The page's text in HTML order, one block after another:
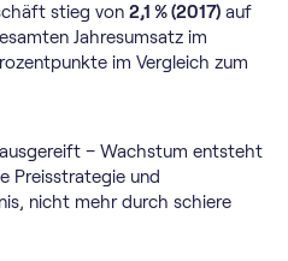
stieg von 2,1 % (2017) auf
Jahresumsatz im
im Vergleich zum
– Wachstum entsteht
Preisstrategie und
nicht mehr durch schiere